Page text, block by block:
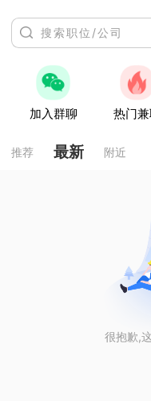
加入群聊 热门
推荐 最新 附近
很抱歉,